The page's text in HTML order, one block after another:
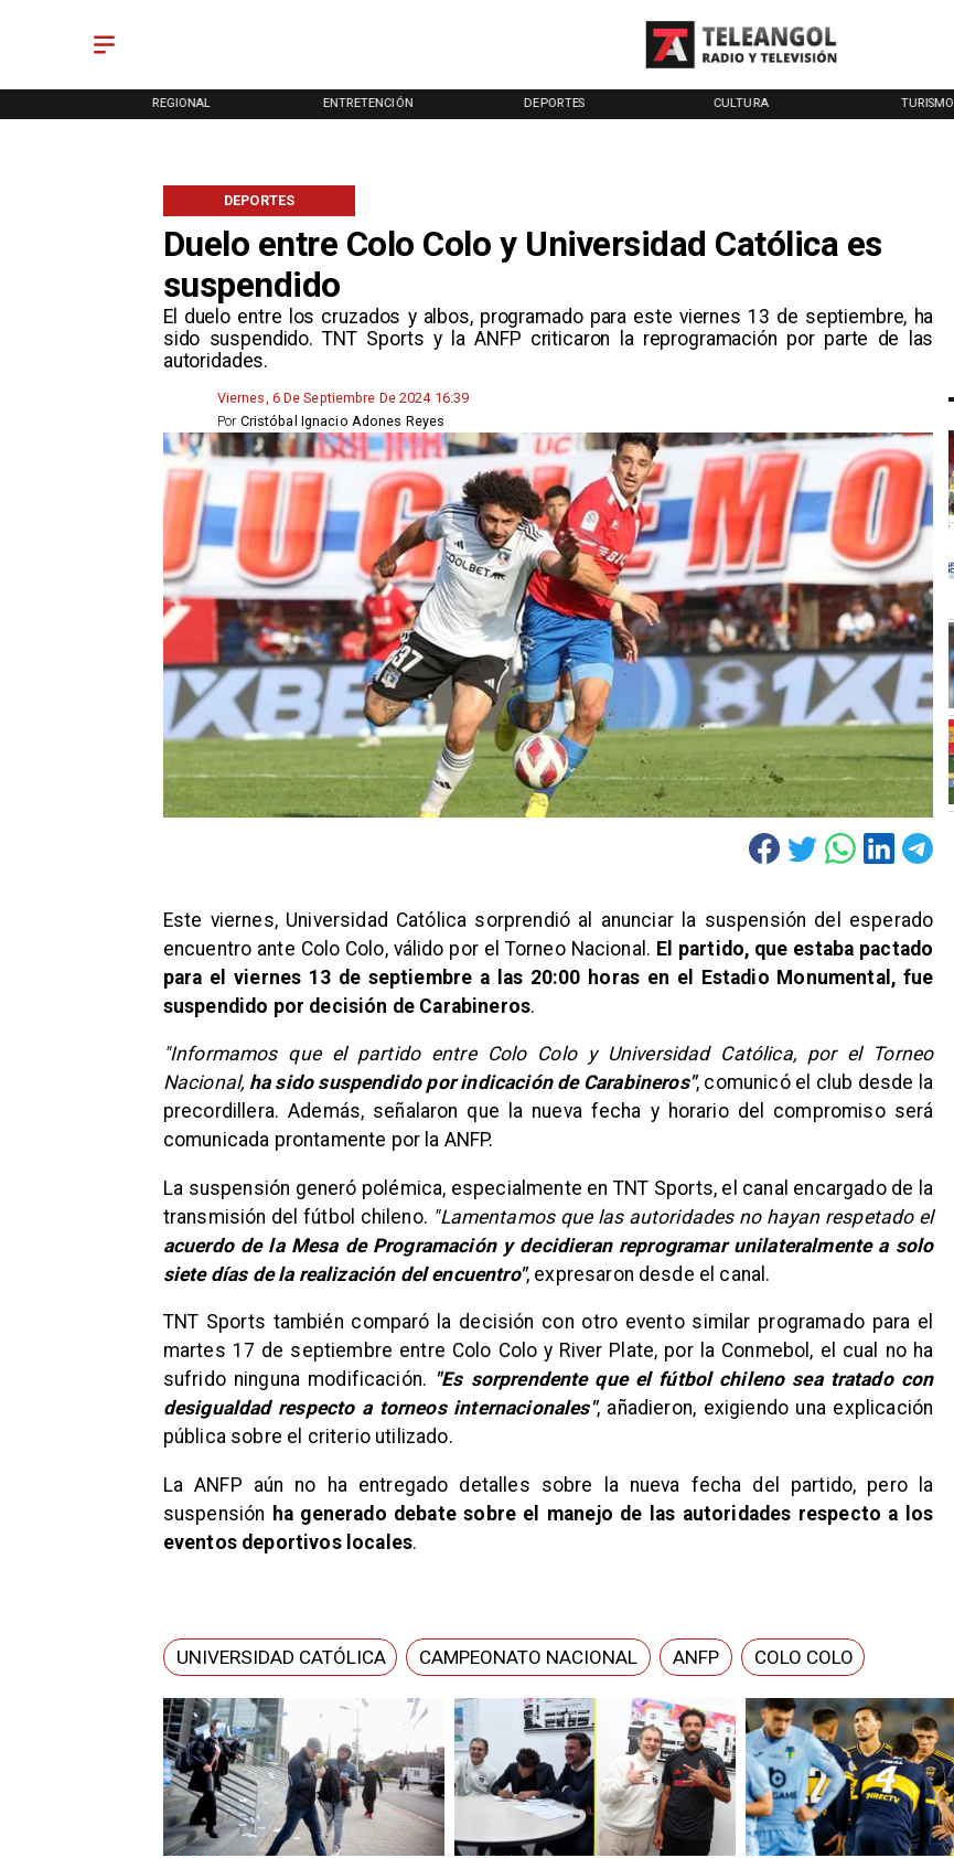
REGIONAL ENTRETENCIÓN DEPORTES CULTURA TURISMO
Duelo entre Colo Colo y Universidad Católica es
suspendido
​El duelo entre los cruzados y albos, programado para este viernes 13 de septiembre, ha
sido suspendido. TNT Sports y la ANFP criticaron la reprogramación por parte de las
autoridades.
DEPORTES
Viernes, 6 De Septiembre De 2024 16:39
Cristóbal Ignacio Adones Reyes
Por
Este viernes, Universidad Católica sorprendió al anunciar la suspensión del esperado
encuentro ante Colo Colo, válido por el Torneo Nacional. El partido, que estaba pactado
para el viernes 13 de septiembre a las 20:00 horas en el Estadio Monumental, fue
suspendido por decisión de Carabineros.
"Informamos que el partido entre Colo Colo y Universidad Católica, por el Torneo
Nacional, ha sido suspendido por indicación de Carabineros", comunicó el club desde la
precordillera. Además, señalaron que la nueva fecha y horario del compromiso será
comunicada prontamente por la ANFP.
La suspensión generó polémica, especialmente en TNT Sports, el canal encargado de la
transmisión del fútbol chileno. "Lamentamos que las autoridades no hayan respetado el
acuerdo de la Mesa de Programación y decidieran reprogramar unilateralmente a solo
siete días de la realización del encuentro", expresaron desde el canal.
TNT Sports también comparó la decisión con otro evento similar programado para el
martes 17 de septiembre entre Colo Colo y River Plate, por la Conmebol, el cual no ha
sufrido ninguna modificación. "Es sorprendente que el fútbol chileno sea tratado con
desigualdad respecto a torneos internacionales", añadieron, exigiendo una explicación
pública sobre el criterio utilizado.
La ANFP aún no ha entregado detalles sobre la nueva fecha del partido, pero la
suspensión ha generado debate sobre el manejo de las autoridades respecto a los
eventos deportivos locales.
UNIVERSIDAD CATÓLICA CAMPEONATO NACIONAL ANFP COLO COLO